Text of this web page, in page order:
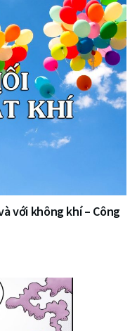
với không khí – Công